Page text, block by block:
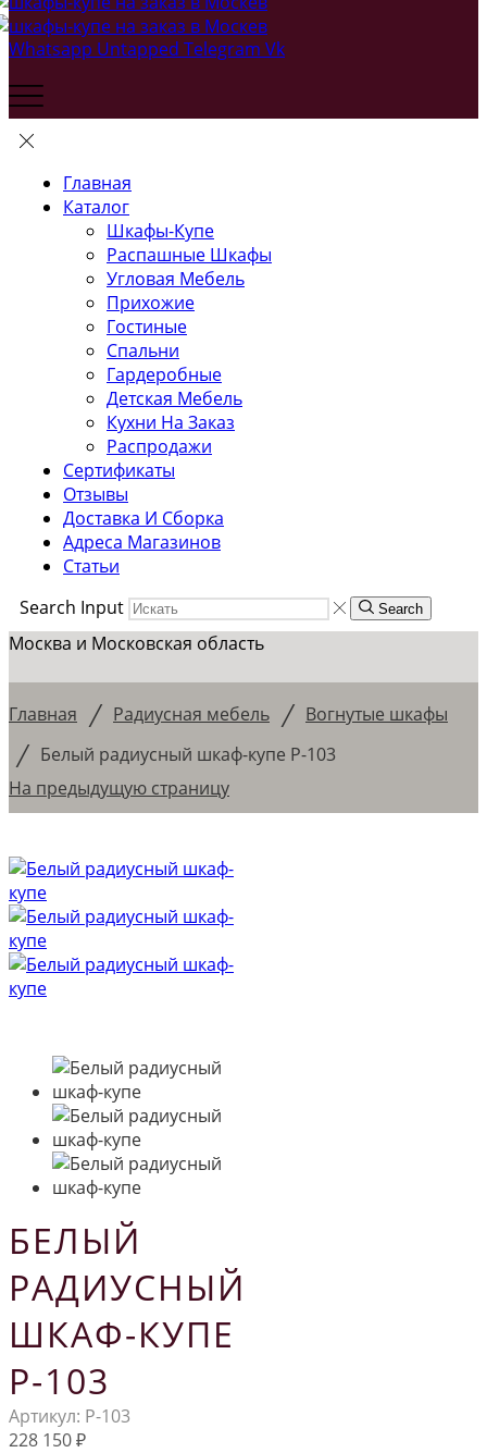
Whatsapp Untapped Telegram Vk
Главная
Каталог
Шкафы-Купе
Распашные Шкафы
Угловая Мебель
Прихожие
Гостиные
Спальни
Гардеробные
Детская Мебель
Кухни На Заказ
Распродажи
Сертификаты
Отзывы
Доставка И Сборка
Адреса Магазинов
Статьи
Search Input
Search
Москва и Московская область
Главная / Радиусная мебель / Вогнутые шкафы
/ Белый радиусный шкаф-купе Р-103
На предыдущую страницу
БЕЛЫЙ
РАДИУСНЫЙ
ШКАФ-КУПЕ
Р-103
Артикул: Р-103
228 150₽